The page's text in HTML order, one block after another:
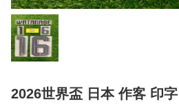
2026世界盃 日本 作客 印